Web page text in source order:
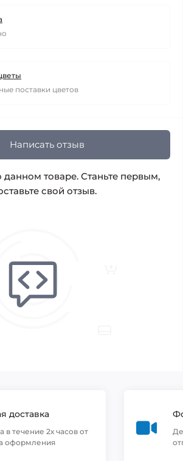
поставки цветов
Написать отзыв
данном товаре. Станьте первым,
свой отзыв.
доставка
в течение 2х часов от
оформления